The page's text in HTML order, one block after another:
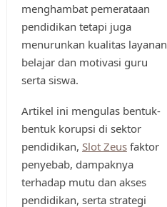
menghambat pemerataan
pendidikan tetapi juga
menurunkan kualitas layanan
belajar dan motivasi guru
serta siswa.
Artikel ini mengulas bentuk-
bentuk korupsi di sektor
pendidikan, Slot Zeusfaktor
penyebab, dampaknya
terhadap mutu dan akses
pendidikan, serta strategi